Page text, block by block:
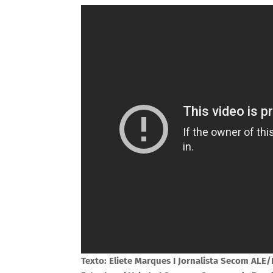
Texto: Eliete Marques I Jornalista Secom ALE/